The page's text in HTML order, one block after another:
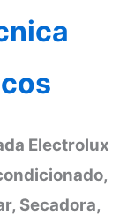
Electrolux
Secadora,